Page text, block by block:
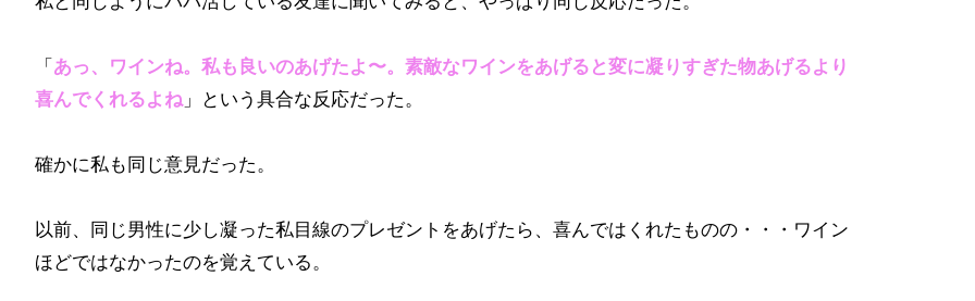
「 あっ、ワインね。私も良いのあげたよ〜。素敵なワインをあげると変に凝りすぎた物あげるより
喜んでくれるよね」という具合な反応だった。
確かに私も同じ意見だった。
以前、同じ男性に少し凝った私目線のプレゼントをあげたら、喜んではくれたものの・・・ワイン
ほどではなかったのを覚えている。